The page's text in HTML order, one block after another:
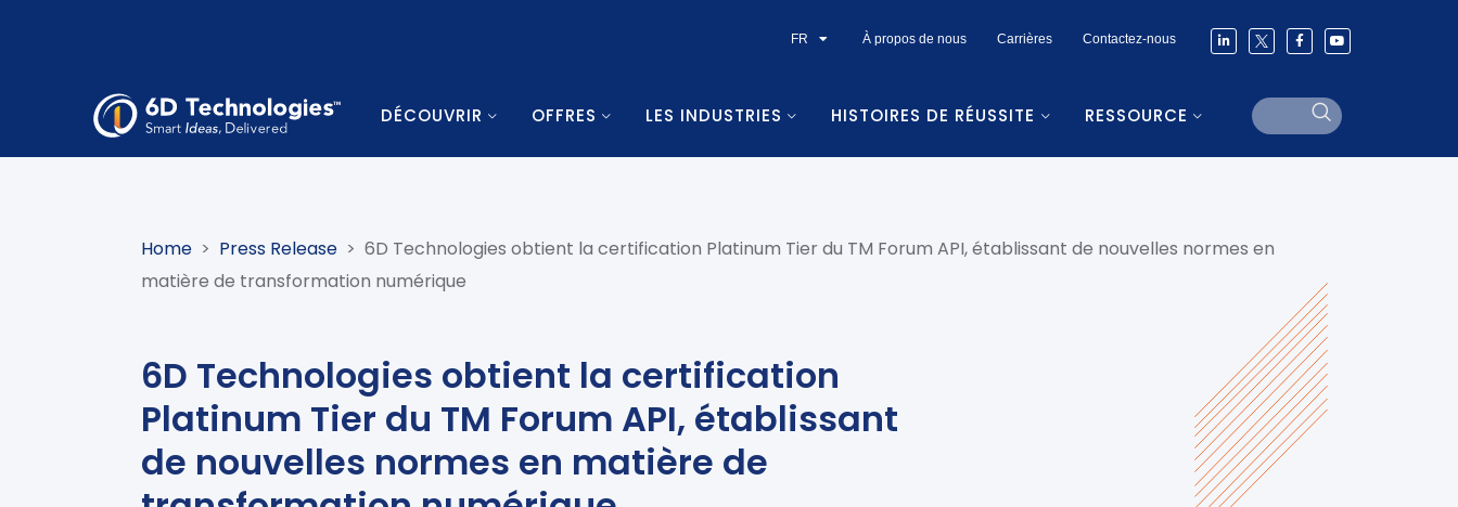
FR À propos de nous Carrières Contactez-nous
DÉCOUVRIR OFFRES LES INDUSTRIES HISTOIRES DE RÉUSSITE RESSOURCE
Home > Press Release > 6D Technologies obtient la certification Platinum Tier du TM Forum API, établissant de nouvelles normes en
matière de transformation numérique
6D Technologies obtient la certification
Platinum Tier du TM Forum API, établissant
de nouvelles normes en matière de